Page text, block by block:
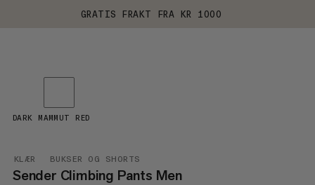
GRATIS FRAKT FRA KR 1000
KLÆR BUKSER OG SHORTS
Sender Climbing Pants Men
DARK MAMMUT RED